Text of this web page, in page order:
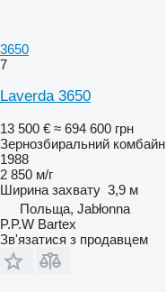
3650
7
Laverda 3650
13 500 € ≈ 694 600 грн
Зернозбиральний комбайн
1988
2 850 м/г
Ширина захвату 3,9 м
Польща, Jabłonna
P.P.W Bartex
Зв'язатися з продавцем